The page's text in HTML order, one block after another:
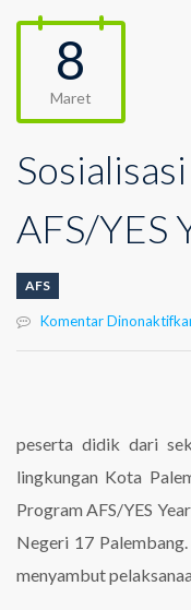
8
Maret
AFS/YES
AFS
Komentar
peserta didik dari
lingkungan Kota
Program AFS/YES
Negeri 17
menyambut